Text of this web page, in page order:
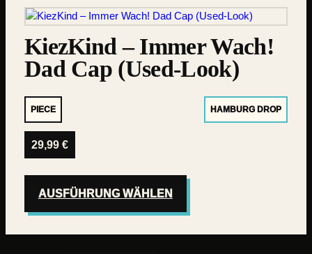
KiezKind – Immer Wach!
Dad Cap (Used-Look)
PIECE HAMBURG DROP
29,99 €
AUSFÜHRUNG WÄHLEN